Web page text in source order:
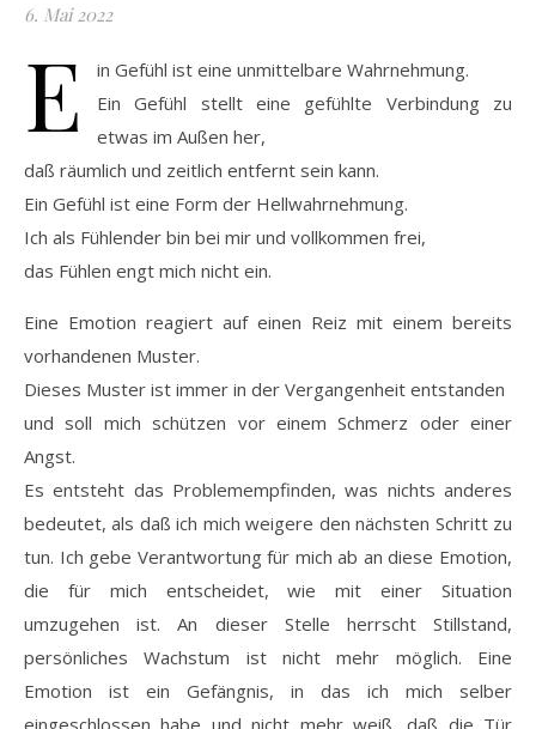
6. Mai 2022
E
in Gefühl ist eine unmittelbare Wahrnehmung.
Ein Gefühl stellt eine gefühlte Verbindung zu
etwas im Außen her,
daß räumlich und zeitlich entfernt sein kann.
Ein Gefühl ist eine Form der Hellwahrnehmung.
Ich als Fühlender bin bei mir und vollkommen frei,
das Fühlen engt mich nicht ein.
Eine Emotion reagiert auf einen Reiz mit einem bereits
vorhandenen Muster.
Dieses Muster ist immer in der Vergangenheit entstanden
und soll mich schützen vor einem Schmerz oder einer
Angst.
Es entsteht das Problemempfinden, was nichts anderes
bedeutet, als daß ich mich weigere den nächsten Schritt zu
tun. Ich gebe Verantwortung für mich ab an diese Emotion,
die für mich entscheidet, wie mit einer Situation
umzugehen ist. An dieser Stelle herrscht Stillstand,
persönliches Wachstum ist nicht mehr möglich. Eine
Emotion ist ein Gefängnis, in das ich mich selber
eingeschlossen habe und nicht mehr weiß, daß die Tür